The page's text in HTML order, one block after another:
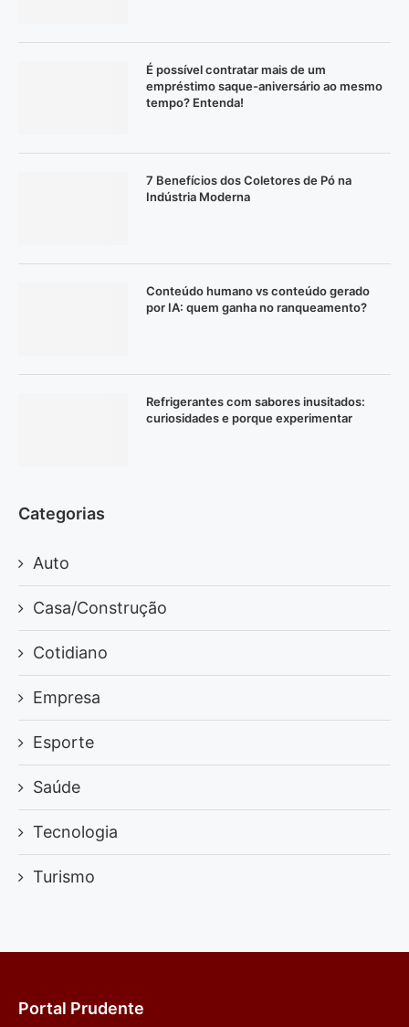
É possível contratar mais de um
empréstimo saque-aniversário ao mesmo
tempo? Entenda!
7 Benefícios dos Coletores de Pó na
Indústria Moderna
Conteúdo humano vs conteúdo gerado
por IA: quem ganha no ranqueamento?
Refrigerantes com sabores inusitados:
curiosidades e porque experimentar
Categorias
Auto
Casa/Construção
Cotidiano
Empresa
Esporte
Saúde
Tecnologia
Turismo
Portal Prudente